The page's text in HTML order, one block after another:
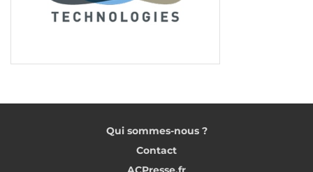
Qui sommes-nous ?
Contact